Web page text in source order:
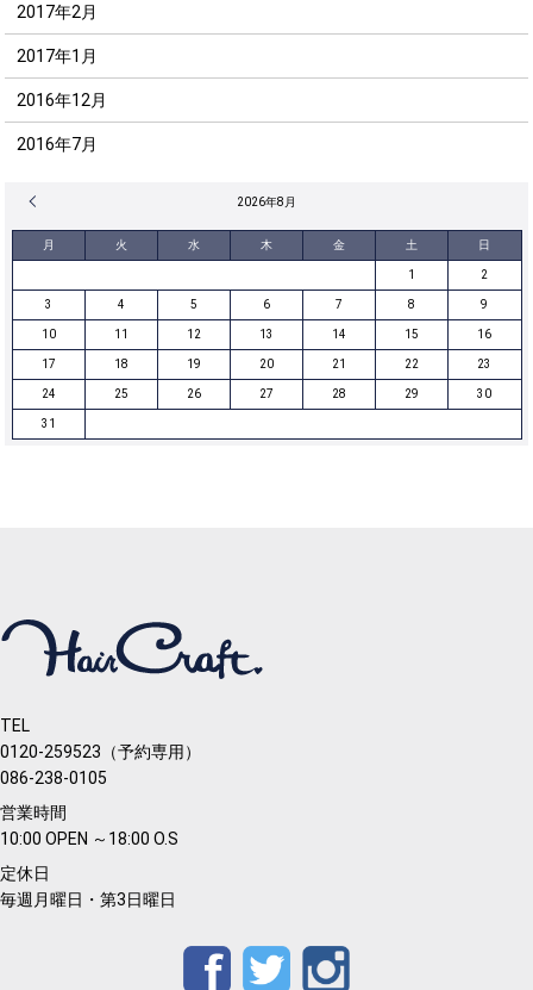
2017年2月
2017年1月
2016年12月
2016年7月
2026年8月
月 火 水 木 金 土 日
1 2
3 4 5 6 7 8 9
10 11 12 13 14 15 16
17 18 19 20 21 22 23
24 25 26 27 28 29 30
31
TEL
0120-259523（予約専用）
086-238-0105
営業時間
10:00 OPEN ～18:00 O.S
定休日
毎週月曜日・第3日曜日
FacebookTwitter